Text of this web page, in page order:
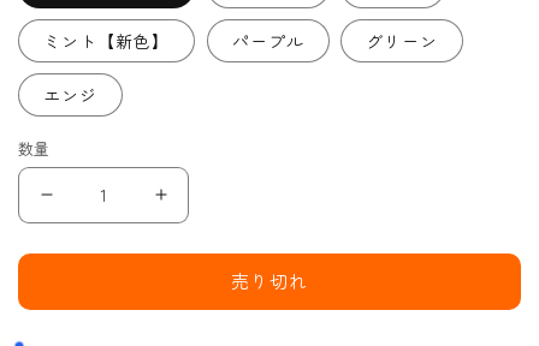
ミント【新色】 パープル グリーン
エンジ
数量
ー
星
ー
売り切れ